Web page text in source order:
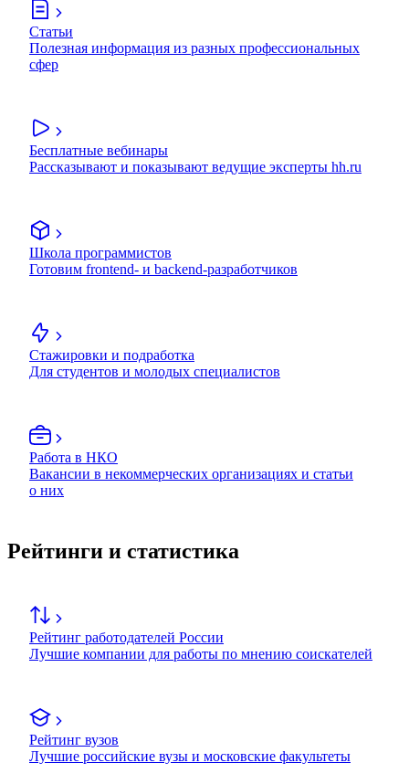
Статьи
Полезная информация из разных профессиональных
сфер
Бесплатные вебинары
Рассказывают и показывают ведущие эксперты hh.ru
Школа программистов
Готовим frontend- и backend-разработчиков
Стажировки и подработка
Для студентов и молодых специалистов
Работа в НКО
Вакансии в некоммерческих организациях и статьи
о них
Рейтинги и статистика
Рейтинг работодателей России
Лучшие компании для работы по мнению соискателей
Рейтинг вузов
Лучшие российские вузы и московские факультеты